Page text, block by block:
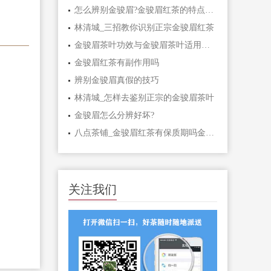
怎么辨别金骏眉?金骏眉红茶的特点功效
林清城_三招教你识别正宗金骏眉红茶
金骏眉茶叶功效与金骏眉茶叶适用人群
金骏眉红茶有副作用吗
辨别金骏眉真假的技巧
林清城_怎样去鉴别正宗的金骏眉茶叶
金骏眉怎么分辨好坏?
关注我们